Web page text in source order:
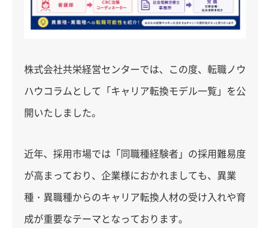
株式会社共栄経営センターでは、この度、転職ノウ
ハウコラムとして「キャリア転換モデル一覧」を公
開いたしました。
近年、採用市場では「同職種経験者」の採用難易度
が高まっており、企業様におかれましても、異業
種・異職種からのキャリア転換人材の受け入れや育
成が重要なテーマとなっております。